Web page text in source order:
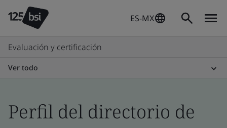
ES-MX
Evaluación y certificación
Ver todo
Perfil del directorio de